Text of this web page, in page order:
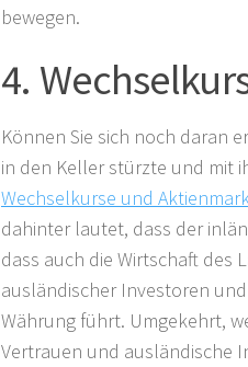
bewegen.
4.
Können Sie sich noch daran
in den Keller stürzte und mit
Wechselkurse und
dahinter lautet, dass der
dass auch die Wirtschaft des
ausländischer Investoren
Währung führt. Umgekehrt,
Vertrauen und ausländische